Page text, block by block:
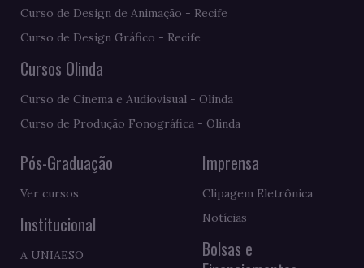
Curso de Design de Animação - Recife
Curso de Design Gráfico - Recife
Cursos Olinda
Curso de Cinema e Audiovisual - Olinda
Curso de Produção Fonográfica - Olinda
Pós-Graduação
Ver cursos
Institucional
A UNIAESO
Imprensa
Clipagem Eletrônica
Notícias
Bolsas e